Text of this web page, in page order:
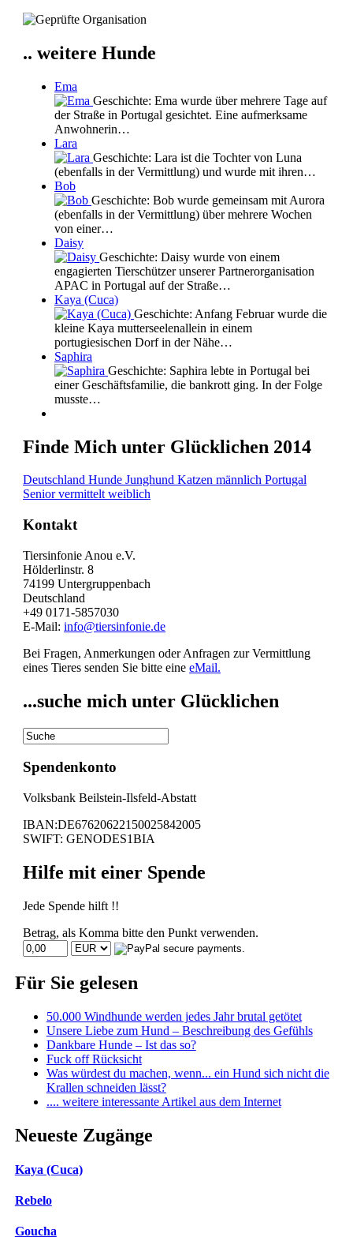
.. weitere Hunde
Ema
Geschichte: Ema wurde über mehrere Tage auf
der Straße in Portugal gesichtet. Eine aufmerksame
Anwohnerin…
Lara
Geschichte: Lara ist die Tochter von Luna
(ebenfalls in der Vermittlung) und wurde mit ihren…
Bob
Geschichte: Bob wurde gemeinsam mit Aurora
(ebenfalls in der Vermittlung) über mehrere Wochen
von einer…
Daisy
Geschichte: Daisy wurde von einem
engagierten Tierschützer unserer Partnerorganisation
APAC in Portugal auf der Straße…
Kaya (Cuca)
Geschichte: Anfang Februar wurde die
kleine Kaya mutterseelenallein in einem
portugiesischen Dorf in der Nähe…
Saphira
Geschichte: Saphira lebte in Portugal bei
einer Geschäftsfamilie, die bankrott ging. In der Folge
musste…
Finde Mich unter Glücklichen 2014
DeutschlandHundeJunghundKatzenmännlichPortugal
Seniorvermitteltweiblich
Kontakt
Tiersinfonie Anou e.V.
Hölderlinstr. 8
74199 Untergruppenbach
Deutschland
+49 0171-5857030
E-Mail:info@tiersinfonie.de
Bei Fragen, Anmerkungen oder Anfragen zur Vermittlung
eines Tieres senden Sie bitte eineeMail.
...suche mich unter Glücklichen
Spendenkonto
Volksbank Beilstein-Ilsfeld-Abstatt
IBAN:DE67620622150025842005
SWIFT: GENODES1BIA
Hilfe mit einer Spende
Jede Spende hilft !!
Betrag, als Komma bitte den Punkt verwenden.
Für Sie gelesen
50.000 Windhunde werden jedes Jahr brutal getötet
Unsere Liebe zum Hund – Beschreibung des Gefühls
Dankbare Hunde – Ist das so?
Fuck off Rücksicht
Was würdest du machen, wenn... ein Hund sich nicht die
Krallen schneiden lässt?
.... weitere interessante Artikel aus dem Internet
Neueste Zugänge
Kaya (Cuca)
Rebelo
Goucha